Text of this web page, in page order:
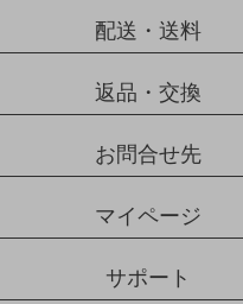
配送・送料
返品・交換
お問合せ先
マイページ
サポート